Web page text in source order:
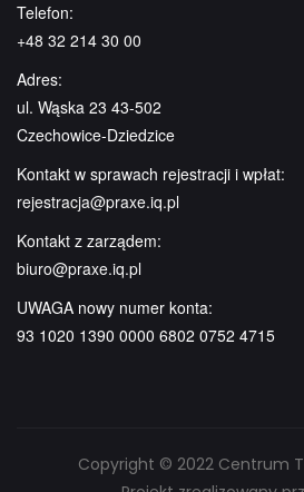
Telefon:
+48 32 214 30 00
Adres:
ul. Wąska 23 43-502
Czechowice-Dziedzice
Kontakt w sprawach rejestracji i wpłat:
rejestracja@praxe.iq.pl
Kontakt z zarządem:
biuro@praxe.iq.pl
UWAGA nowy numer konta:
93 1020 1390 0000 6802 0752 4715
Copyright © 2022 Centrum